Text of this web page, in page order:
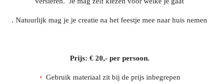
. Natuurlijk mag je je creatie na het feestje mee naar huis nemen
Prijs: € 20,- per persoon.
Gebruik materiaal zit bij de prijs inbegrepen